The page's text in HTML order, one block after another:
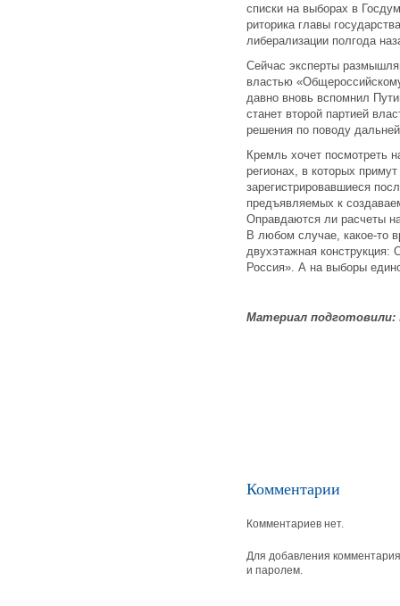
списки на выборах в
риторика главы
либерализации полгода
Сейчас эксперты
властью
давно вновь вспомнил
станет второй партией
решения по поводу
Кремль хочет посмотреть
регионах, в которых
зарегистрировавшиеся
предъявляемых к
Оправдаются ли расчеты
В любом случае, какое-то
двухэтажная
Россия». А на выборы
Материал подготовили:
Комментарии
Комментариев нет.
Для добавления
и паролем.